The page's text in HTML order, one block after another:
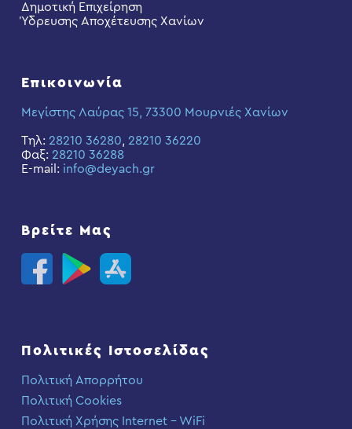
Δημοτική Επιχείρηση
Ύδρευσης Αποχέτευσης Χανίων
Επικοινωνία
Μεγίστης Λαύρας 15, 73300 Μουρνιές Χανίων
Τηλ: 28210 36280, 28210 36220
Φαξ: 28210 36288
E-mail: info@deyach.gr
Βρείτε Μας
Πολιτικές Ιστοσελίδας
Πολιτική Απορρήτου
Πολιτική Cookies
Πολιτική Χρήσης Internet – WiFi